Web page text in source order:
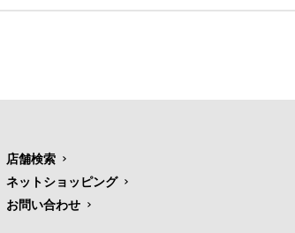
店舗検索
ネットショッピング
お問い合わせ